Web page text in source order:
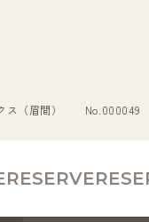
ス（眉間） No.000049